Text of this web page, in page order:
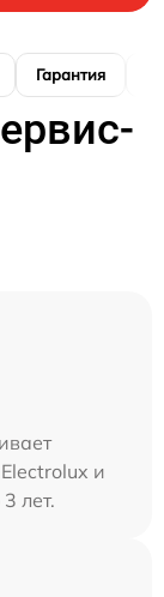
Гарантия
и
лет.